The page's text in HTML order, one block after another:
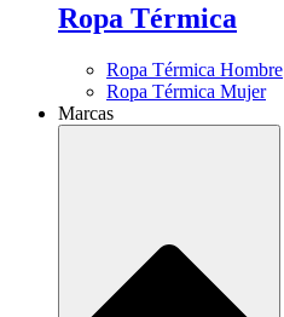
Ropa Térmica
Ropa Térmica Hombre
Ropa Térmica Mujer
Marcas